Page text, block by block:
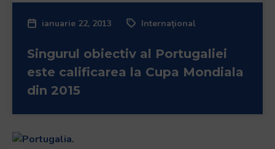
ianuarie 22, 2013 Internațional
Singurul obiectiv al Portugaliei
este calificarea la Cupa Mondiala
din 2015